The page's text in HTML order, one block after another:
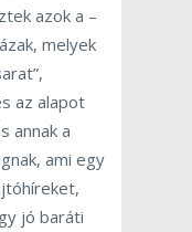
azok a –
melyek
az alapot
annak a
ami egy
jó baráti